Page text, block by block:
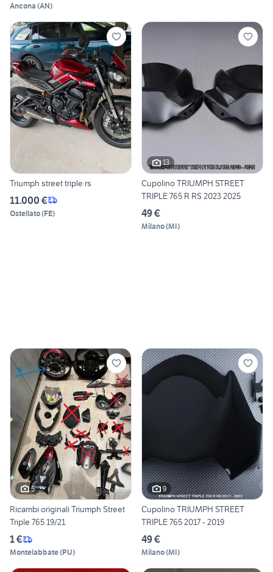
Ancona (AN)
Triumph street triple rs
11.000 €
Ostellato(FE)
13
Cupolino TRIUMPH STREET
TRIPLE 765 R RS 2023 2025
49 €
Milano(MI)
5
Ricambi originali Triumph Street
Triple 765 19/21
1 €
Montelabbate(PU)
9
Cupolino TRIUMPH STREET
TRIPLE 765 2017 - 2019
49 €
Milano(MI)